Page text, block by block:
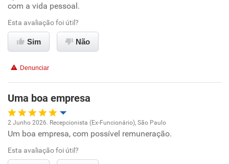
Benefícios
com a vida pessoal.
Esta avaliação foi útil?
Sim Não
Denunciar
Uma boa empresa
Oportunidade de promoção
Ambiente de trabalho
2 Junho 2026. Recepcionista (Ex-Funcionário), São Paulo
Um boa empresa, com possível remuneração.
Esta avaliação foi útil?